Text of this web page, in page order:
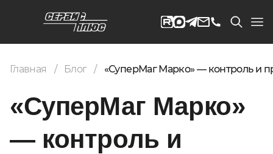
Главная Блог «СуперМаг Марко» — контроль и
«СуперМаг Марко»
— контроль и